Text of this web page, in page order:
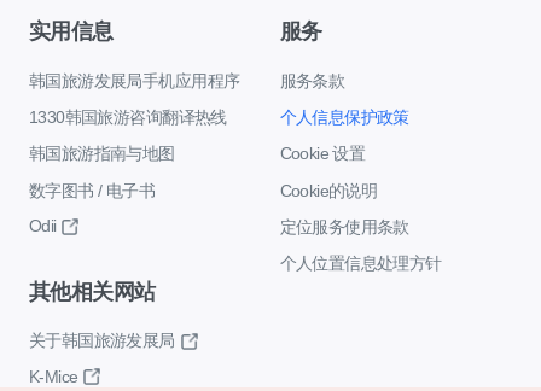
实用信息
韩国旅游发展局手机应用程序
1330韩国旅游咨询翻译热线
韩国旅游指南与地图
数字图书 / 电子书
Odii
服务
服务条款
个人信息保护政策
Cookie 设置
Cookie的说明
定位服务使用条款
个人位置信息处理方针
其他相关网站
关于韩国旅游发展局
K-Mice